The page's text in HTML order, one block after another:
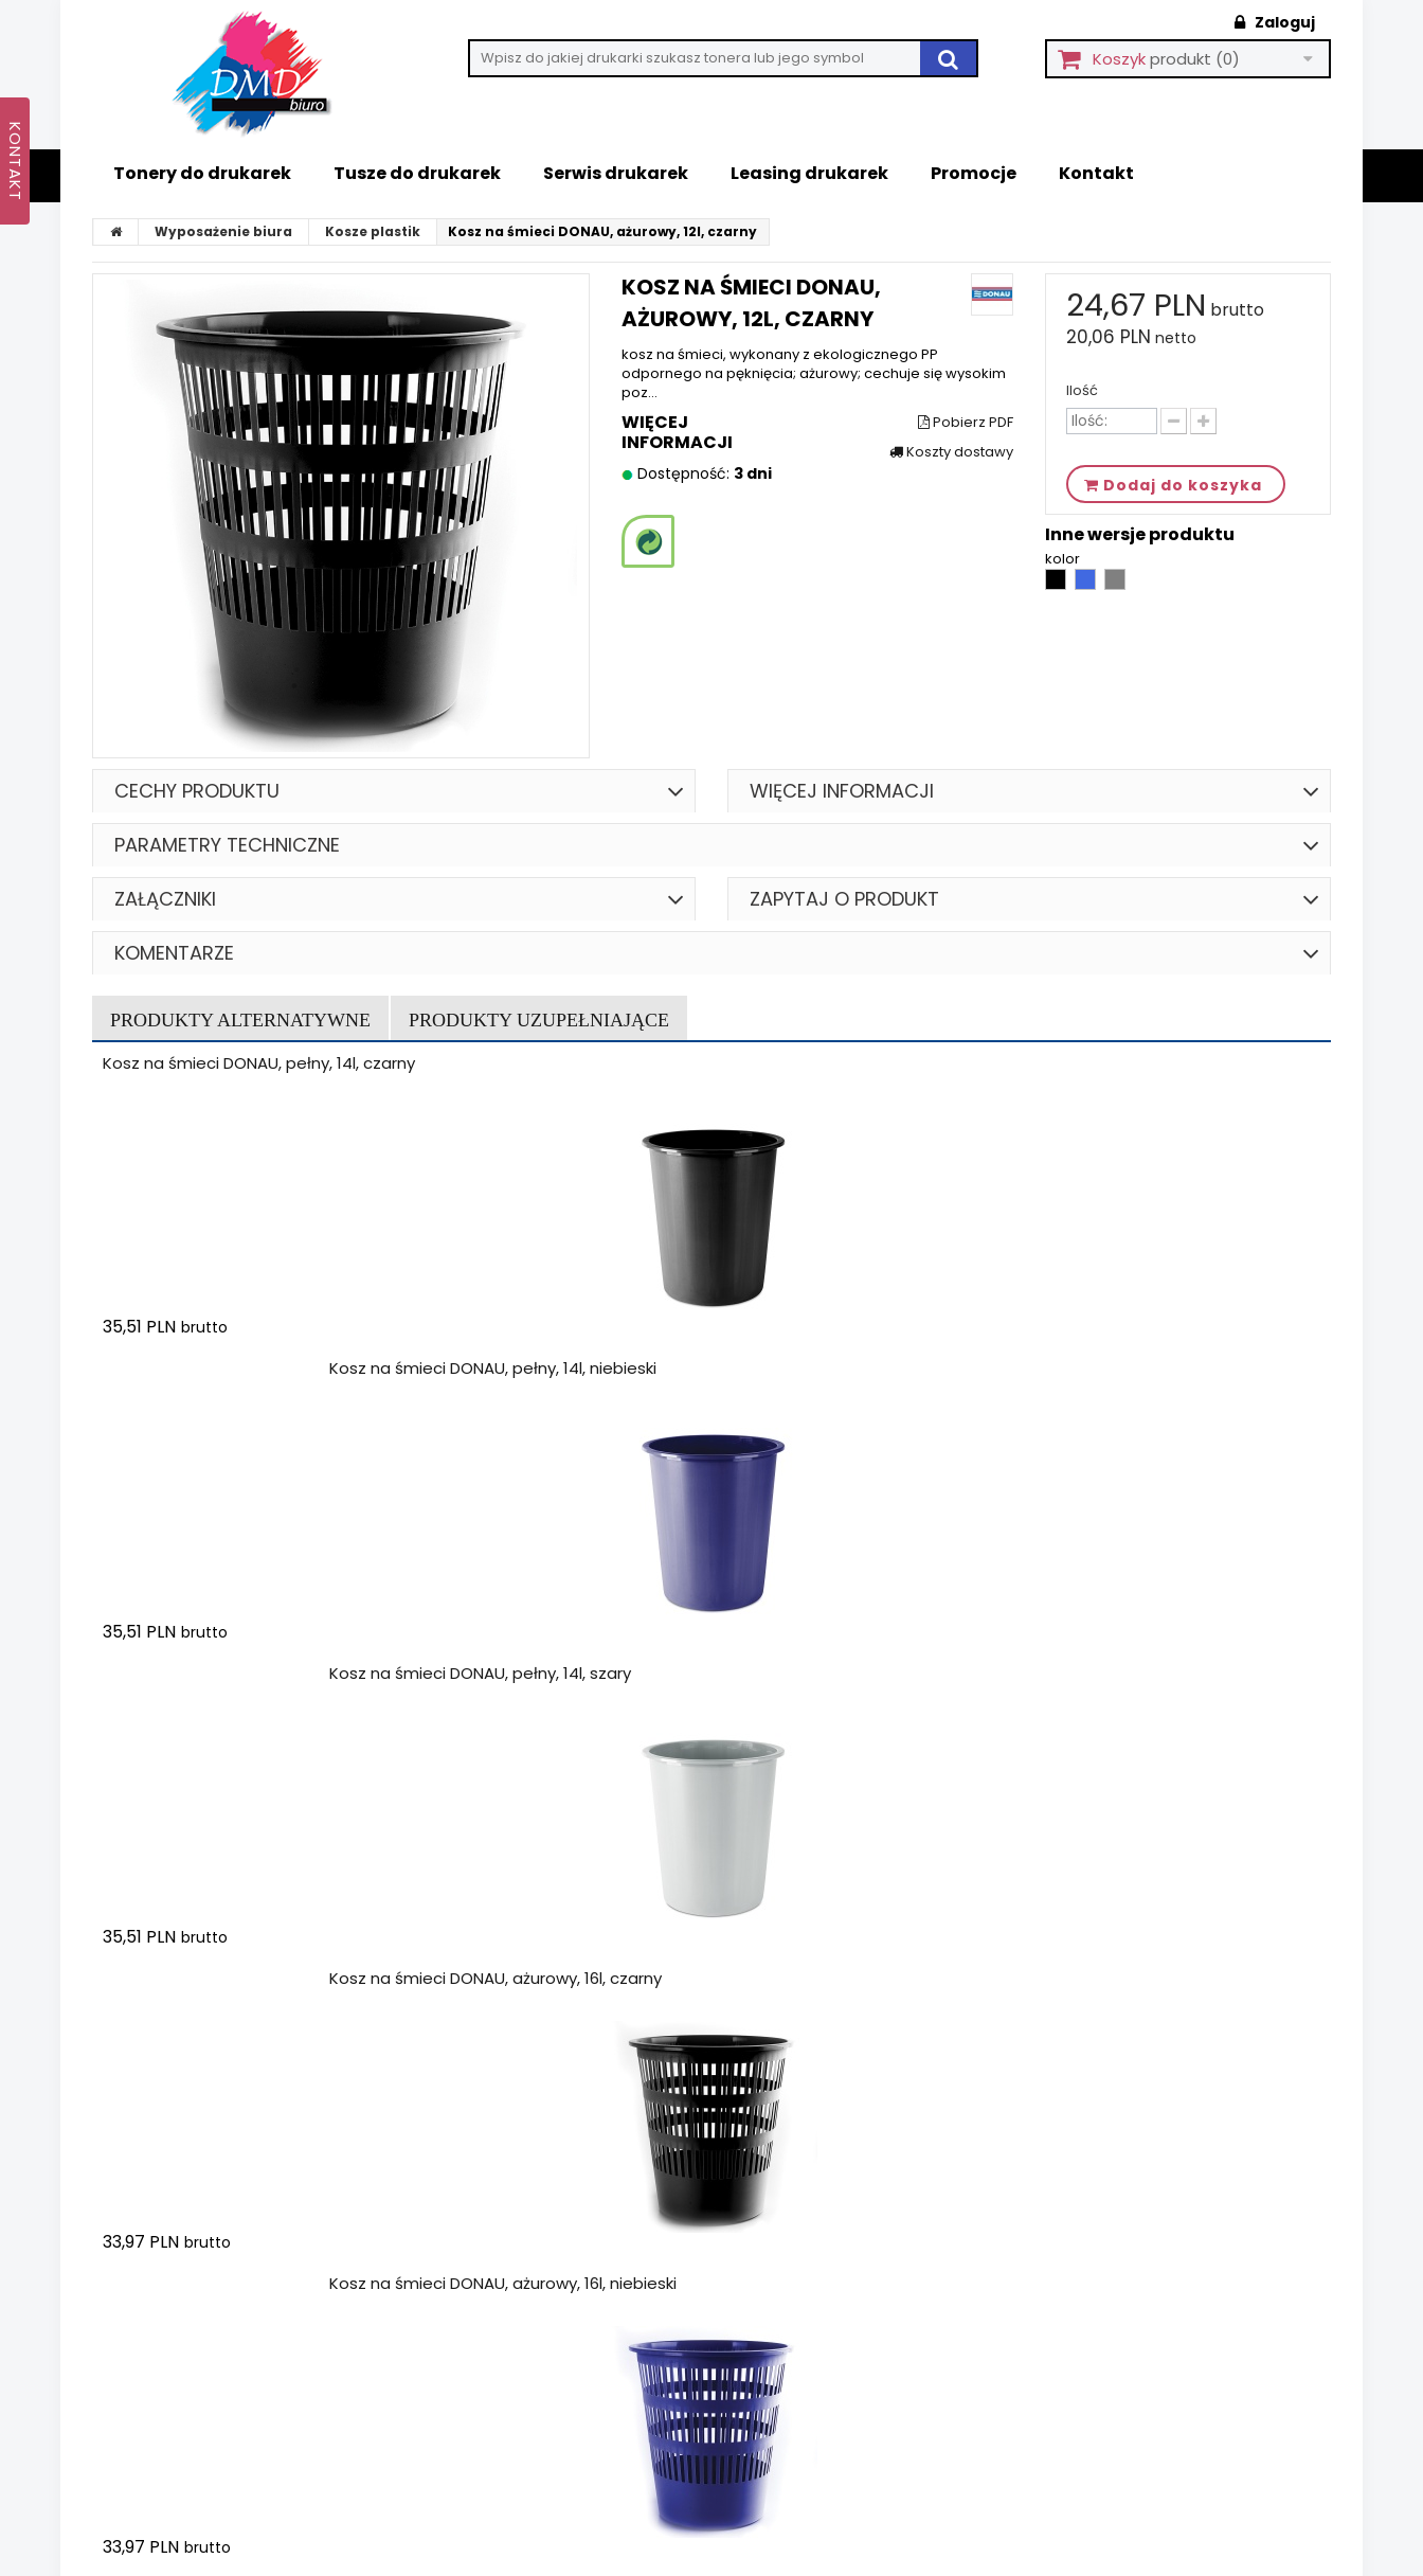
Zaloguj
Koszykprodukt (0)
Tonery do drukarek Tusze do drukarek Serwis drukarek Leasing drukarek Promocje Kontakt
Wyposażenie biura Kosze plastik Kosz na śmieci DONAU, ażurowy, 12l, czarny
KOSZ NA ŚMIECI DONAU,
AŻUROWY, 12L, CZARNY
kosz na śmieci, wykonany z ekologicznego PP
odpornego na pęknięcia; ażurowy; cechuje się wysokim
poz...
WIĘCEJ
INFORMACJI
Dostępność: 3 dni
Pobierz PDF
Koszty dostawy
24,67 PLN brutto
20,06 PLN netto
Ilość
Dodaj do koszyka
Inne wersje produktu
kolor
CECHY PRODUKTU WIĘCEJ INFORMACJI
PARAMETRY TECHNICZNE
ZAŁĄCZNIKI ZAPYTAJ O PRODUKT
KOMENTARZE
PRODUKTY ALTERNATYWNE PRODUKTY UZUPEŁNIAJĄCE
Kosz na śmieci DONAU, pełny, 14l, czarny
35,51 PLN brutto
Kosz na śmieci DONAU, pełny, 14l, niebieski
35,51 PLN brutto
Kosz na śmieci DONAU, pełny, 14l, szary
35,51 PLN brutto
Kosz na śmieci DONAU, ażurowy, 16l, czarny
33,97 PLN brutto
Kosz na śmieci DONAU, ażurowy, 16l, niebieski
33,97 PLN brutto